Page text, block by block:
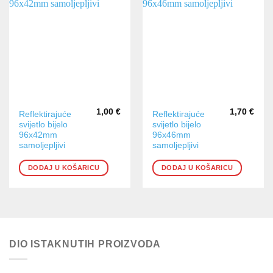
Reflektirajuće
svijetlo bijelo
96x42mm
samoljepljivi
1,00 €
DODAJ U KOŠARICU
Reflektirajuće
svijetlo bijelo
96x46mm
samoljepljivi
1,70 €
DODAJ U KOŠARICU
DIO ISTAKNUTIH PROIZVODA